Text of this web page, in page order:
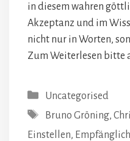
in diesem wahren
Akzeptanz und im
nicht nur in Worten,
Zum Weiterlesen bitte
Kategorien
Uncategorised
Schlagwörter
Bruno Gröning,
Einstellen,